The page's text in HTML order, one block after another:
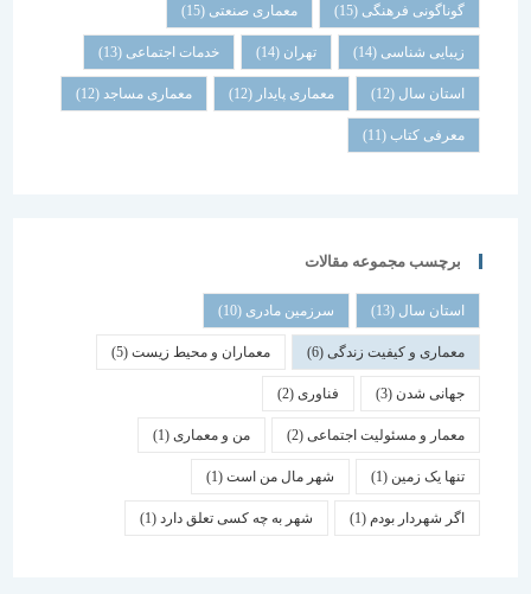
گوناگونی فرهنگی (15) معماری صنعتی(15)
زیبایی شناسی (14) تهران خدمات اجتماعی(13)
استان سال(12) معماری پایدار (12) معماری مساجد(12)
معرفی کتاب(11)
برچسب مجموعه مقالات
استان سال(13) سرزمین مادری(10)
معماری و کیفیت زندگی(6) معماران و محیط زیست(5)
جهانی شدن(3) فناوری (2)
معمار و مسئولیت اجتماعی(2) من و معماری (1)
تنها یک زمین(1) شهر مال من است(1)
اگر شهردار بودم (1) شهر به چه کسی تعلق دارد(1)